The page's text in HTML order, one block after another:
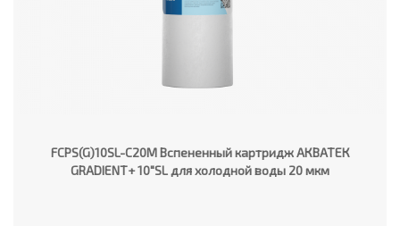
FCPS(G)10SL-C20M Вспененный картридж АКВАТЕК
GRADIENT+ 10"SL для холодной воды 20 мкм